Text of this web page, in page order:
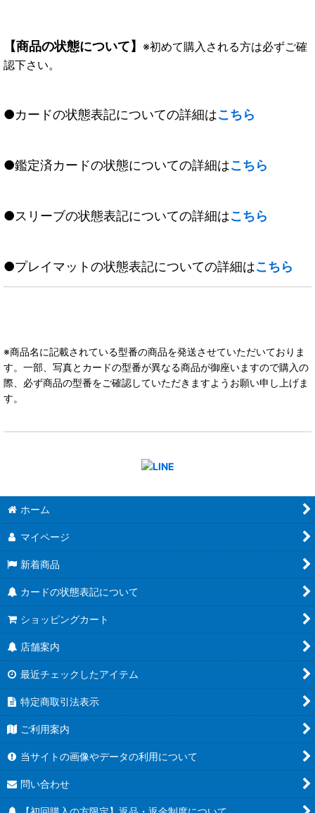
【商品の状態について】 ※初めて購入される方は必ずご確
認下さい。
●カードの状態表記についての詳細はこちら
●鑑定済カードの状態についての詳細はこちら
●スリーブの状態表記についての詳細はこちら
●プレイマットの状態表記についての詳細はこちら
※商品名に記載されている型番の商品を発送させていただいておりま
す。一部、写真とカードの型番が異なる商品が御座いますので購入の
際、必ず商品の型番をご確認していただきますようお願い申し上げま
す。
ホーム
マイページ
新着商品
カードの状態表記について
ショッピングカート
店舗案内
最近チェックしたアイテム
特定商取引法表示
ご利用案内
当サイトの画像やデータの利用について
問い合わせ